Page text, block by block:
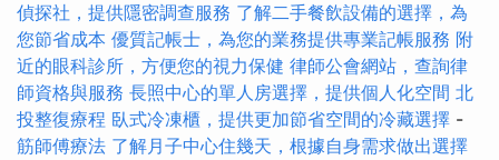
偵探社，提供隱密調查服務 了解二手餐飲設備的選擇，為
您節省成本 優質記帳士，為您的業務提供專業記帳服務 附
近的眼科診所，方便您的視力保健 律師公會網站，查詢律
師資格與服務 長照中心的單人房選擇，提供個人化空間 北
投整復療程 臥式冷凍櫃，提供更加節省空間的冷藏選擇 -
筋師傅療法 了解月子中心住幾天，根據自身需求做出選擇